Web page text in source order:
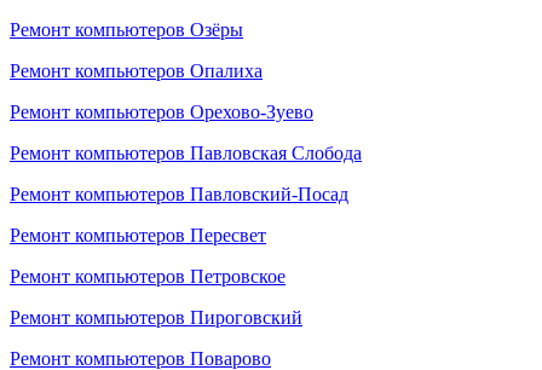
Ремонт компьютеров Озёры
Ремонт компьютеров Опалиха
Ремонт компьютеров Орехово-Зуево
Ремонт компьютеров Павловская Слобода
Ремонт компьютеров Павловский-Посад
Ремонт компьютеров Пересвет
Ремонт компьютеров Петровское
Ремонт компьютеров Пироговский
Ремонт компьютеров Поварово